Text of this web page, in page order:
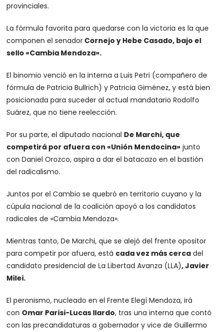
provinciales.
La fórmula favorita para quedarse con la victoria es la que
componen el senador Cornejo y Hebe Casado, bajo el
sello «Cambia Mendoza».
El binomio venció en la interna a Luis Petri (compañero de
fórmula de Patricia Bullrich) y Patricia Giménez, y está bien
posicionada para suceder al actual mandatario Rodolfo
Suárez, que no tiene reelección.
Por su parte, el diputado nacional De Marchi, que
competirá por afuera con «Unión Mendocina» junto
con Daniel Orozco, aspira a dar el batacazo en el bastión
del radicalismo.
Juntos por el Cambio se quebró en territorio cuyano y la
cúpula nacional de la coalición apoyó a los candidatos
radicales de «Cambia Mendoza».
Mientras tanto, De Marchi, que se alejó del frente opositor
para competir por afuera, está cada vez más cerca del
candidato presidencial de La Libertad Avanza (LLA), Javier
Milei.
El peronismo, nucleado en el Frente Elegí Mendoza, irá
con Omar Parisi-Lucas Ilardo, tras una interna que contó
con las precandidaturas a gobernador y vice de Guillermo